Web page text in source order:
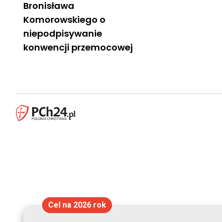
Bronisława
Komorowskiego o
niepodpisywanie
konwencji przemocowej
Cel na 2026 rok